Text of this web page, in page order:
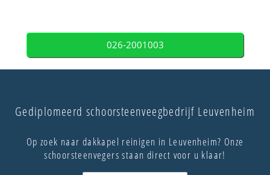
026-2001003
Gediplomeerd schoorsteenveegbedrijf Leuvenheim
Op zoek naar dakkapel reinigen in Leuvenheim? Onze
schoorsteenvegers staan direct voor u klaar!